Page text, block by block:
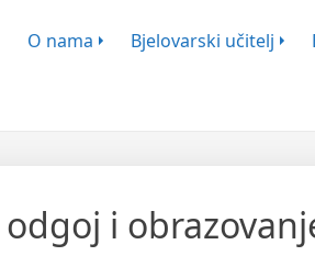
Književnog
O nama Bjelovarski učitelj
i